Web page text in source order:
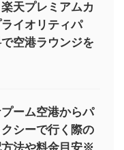
楽天プレミアムカ
イオリティパ
空港ラウンジを
ーム空港からパ
シーで行く際の
法や料金目安※